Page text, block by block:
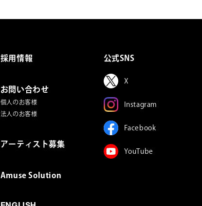
公式SNS
X
Instagram
Facebook
YouTube
採用情報
お問い合わせ
個人のお客様
法人のお客様
アーティスト募集
Amuse Solution